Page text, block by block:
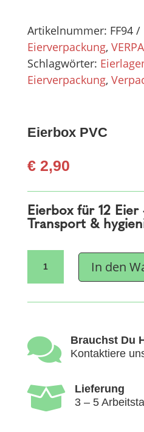
Artikelnummer: FF94
Eierverpackung,
Schlagwörter:
Eierverpackung,
Eierbox PVC
€2,90
Eierbox für 12 Eier
Transport &
PVC
Menge
In den

Brauchst Du
Kontaktiere

Lieferung
3 – 5